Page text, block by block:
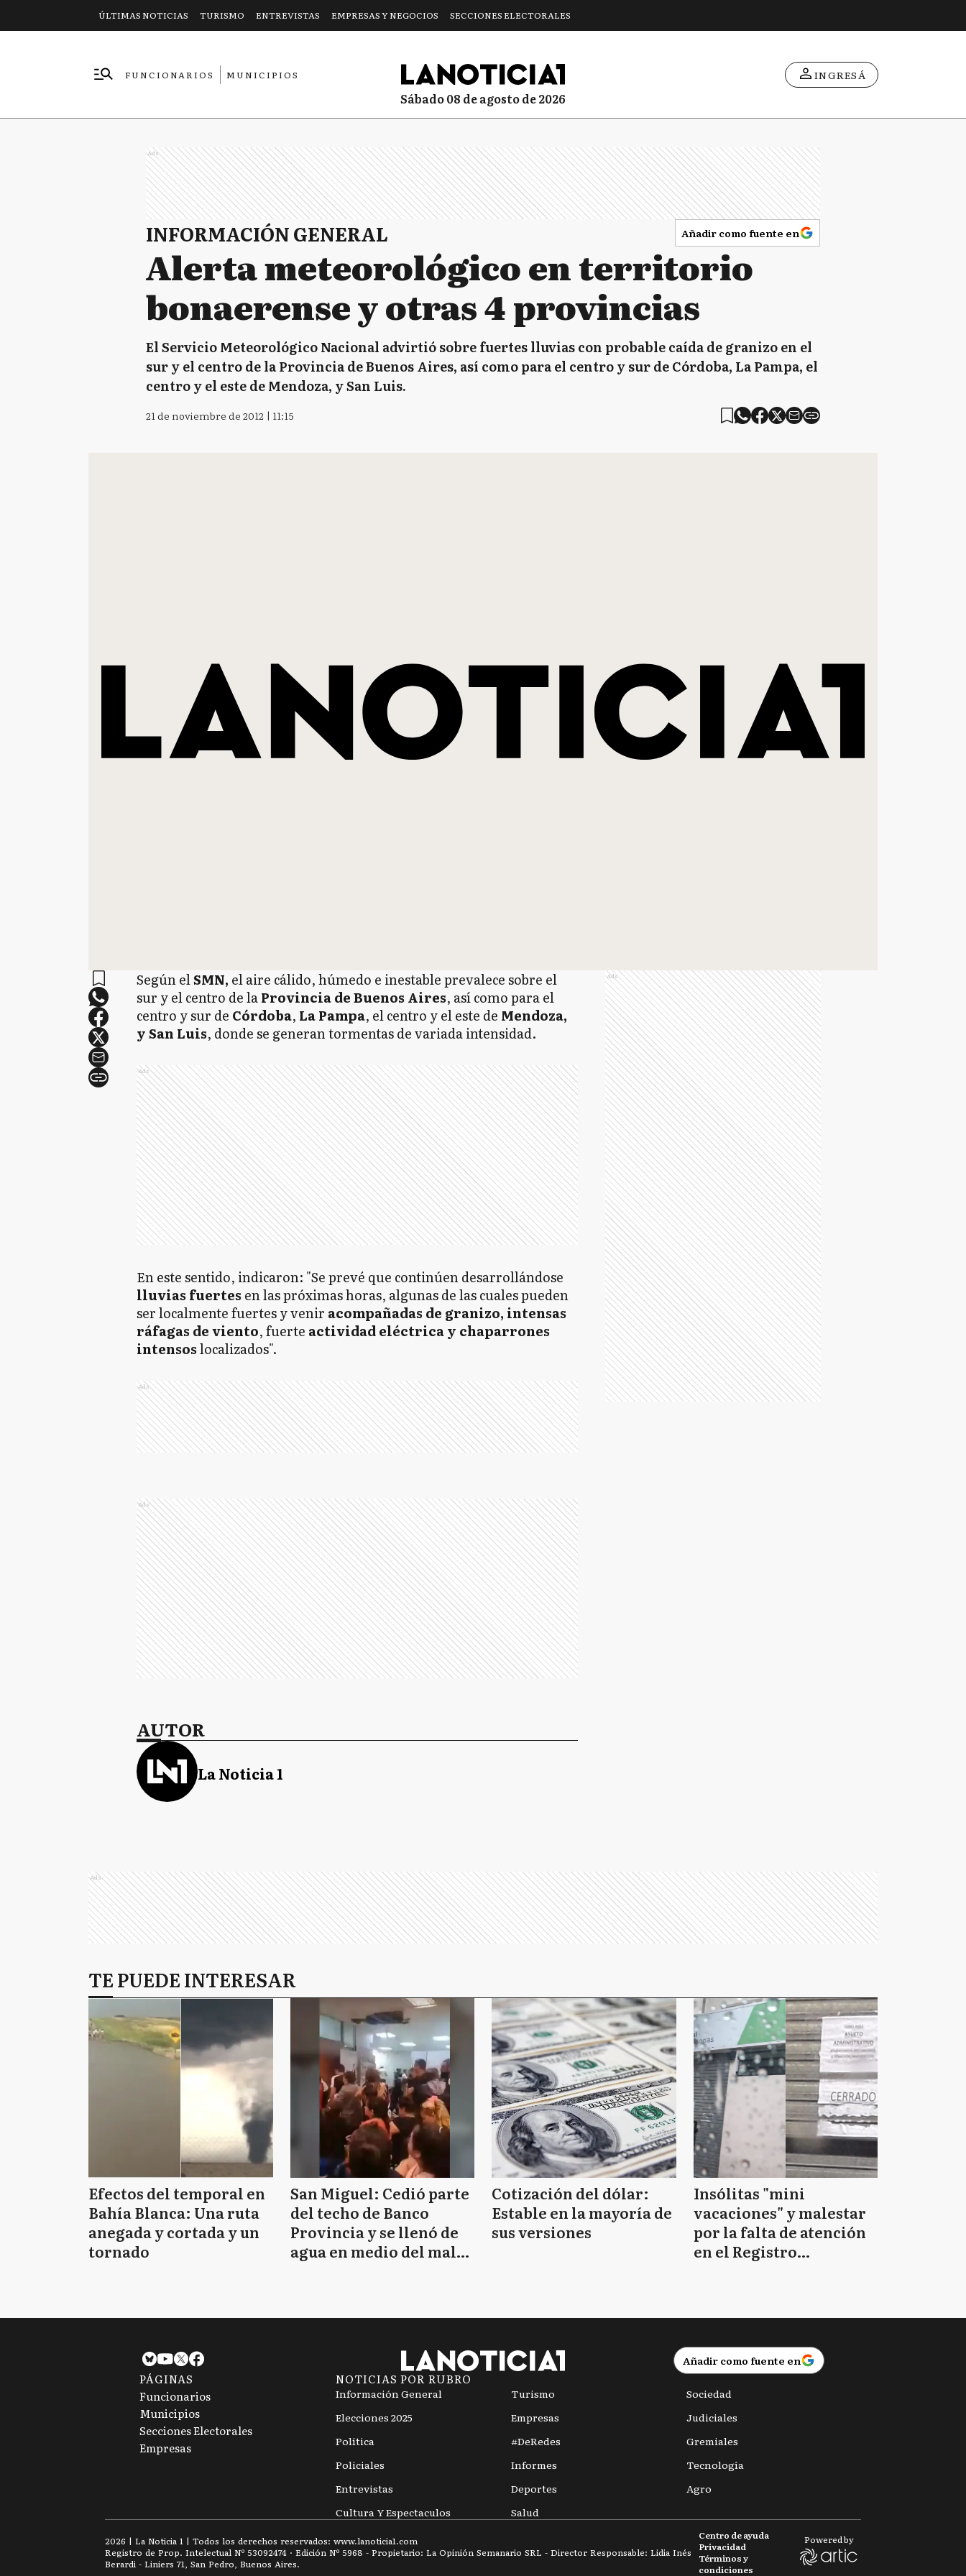
ÚLTIMAS NOTICIAS TURISMO ENTREVISTAS EMPRESAS Y NEGOCIOS SECCIONES ELECTORALES
FUNCIONARIOS
MUNICIPIOS
sábado 08 de agosto de 2026
INGRESÁ
Ads
INFORMACIÓN GENERAL Añadir como fuente en
Alerta meteorológico en territorio
bonaerense y otras 4 provincias
El Servicio Meteorológico Nacional advirtió sobre fuertes lluvias con probable caída de granizo en el
sur y el centro de la Provincia de Buenos Aires, así como para el centro y sur de Córdoba, La Pampa, el
centro y el este de Mendoza, y San Luis.
21 de noviembre de 2012 | 11:15
Según elSMN, el aire cálido, húmedo e inestable prevalece sobre el
sur y el centro de laProvincia de Buenos Aires, así como para el
centro y sur de Córdoba, La Pampa, el centro y el este de Mendoza,
y San Luis, donde se generan tormentas de variada intensidad.
Ads
En este sentido, indicaron: "Se prevé que continúen desarrollándose
lluvias fuertes en las próximas horas, algunas de las cuales pueden
ser localmente fuertes y venir acompañadas de granizo, intensas
ráfagas de viento, fuerte actividad eléctrica y chaparrones
intensoslocalizados".
Ads
Ads
AUTOR
La Noticia 1
Ads
Ads
TE PUEDE INTERESAR
Efectos del temporal en
Bahía Blanca: Una ruta
anegada y cortada y un
tornado
San Miguel: Cedió parte
del techo de Banco
Provincia y se llenó de
agua en medio del mal
Cotización del dólar:
Estable en la mayoría de
sus versiones
Insólitas "mini
vacaciones" y malestar
por la falta de atención
en el Registro
Añadir como fuente en
PÁGINAS
Funcionarios
Municipios
Secciones Electorales
Empresas
NOTICIAS POR RUBRO
Información General
Elecciones 2025
Política
Policiales
Entrevistas
Cultura Y Espectaculos
Turismo
Empresas
#DeRedes
Informes
Deportes
Salud
Sociedad
Judiciales
Gremiales
Tecnología
Agro
2026 | La Noticia 1 | Todos los derechos reservados: www.lanoticia1.com
Registro de Prop. Intelectual Nº 53092474 · Edición Nº 5968 - Propietario: La Opinión Semanario SRL - Director Responsable: Lidia Inés
Berardi - Liniers 71, San Pedro, Buenos Aires.
Términos y
condiciones
Privacidad
Centro de ayuda Powered by